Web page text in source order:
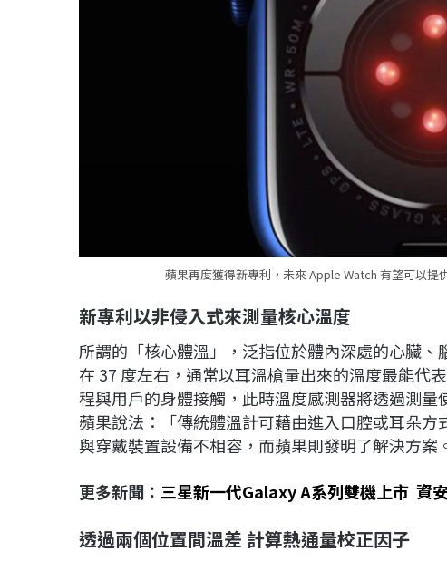
蘋果再度獲得新專利，未來 Apple Watch 有望可以提
新專利以非侵入式來測量核心溫度
所謂的「核心體溫」，泛指位於體內深處的心臟
在 37 度左右，通常以耳溫槍量出來的溫度最能代
程與用戶的身體接觸，此時溫度感測器將透過測
蘋果說法：「傳統體溫計可藉由進入口腔或耳朵
與穿戴裝置設備不相容，而蘋果則發明了解決方案
更多新聞： 三星新一代Galaxy A系列雙機上市 資
透過兩個位置間溫差 計算熱通量校正因子